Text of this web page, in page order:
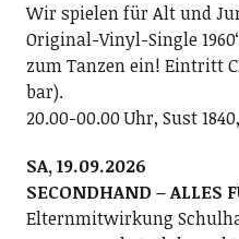
Wir spielen für Alt und
Original-Vinyl-Single
zum Tanzen ein! Eintritt
bar).
20.00-00.00 Uhr, Sust
SA, 19.09.2026
SECONDHAND – ALLES
Elternmitwirkung